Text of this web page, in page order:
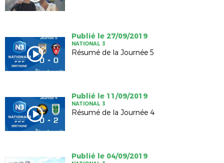
Publié le 27/09/2019
NATIONAL 3
Résumé de la Journée 5
Publié le 11/09/2019
NATIONAL 3
Résumé de la Journée 4
Publié le 04/09/2019